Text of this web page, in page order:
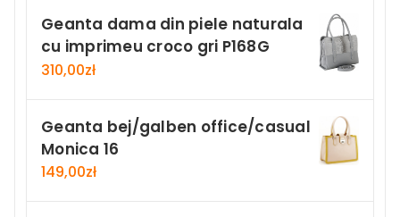
Geanta dama din piele naturala
cu imprimeu croco gri P168G
310,00zł
Geanta bej/galben office/casual
Monica 16
149,00zł